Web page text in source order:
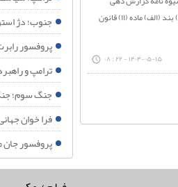
اطلاعات دارایی های ارزی و جریان درآمدهای ارزی تحت مالکیت (موضوع جزء (۱) بند (الف) ماده (۱۱) قانون
۱۴۰۴-۰۵-۱۵ - ۲۲ : ۰۸
جنوب؛ دژ
پروفسور
ترامپ و
جنگ سوم؛ جنگ
فرا خوان
پروفسور جان